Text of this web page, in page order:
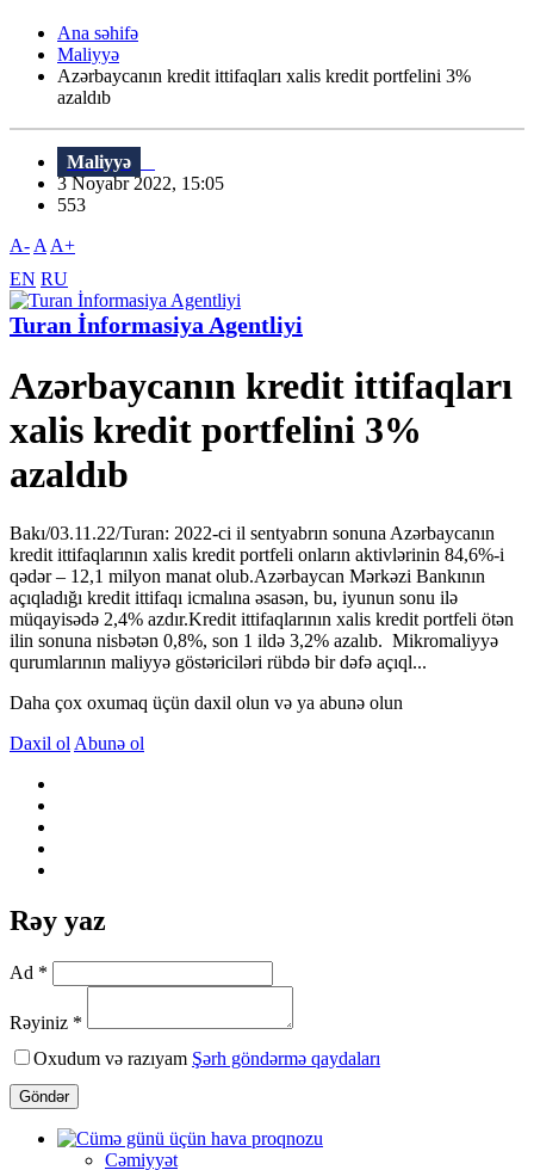
Ana səhifə
Maliyyə
Azərbaycanın kredit ittifaqları xalis kredit portfelini 3%
azaldıb
Maliyyə
3 Noyabr 2022, 15:05
553
A- A A+
EN RU
Turan İnformasiya Agentliyi
Azərbaycanın kredit ittifaqları
xalis kredit portfelini 3%
azaldıb
Bakı/03.11.22/Turan: 2022-ci il sentyabrın sonuna Azərbaycanın
kredit ittifaqlarının xalis kredit portfeli onların aktivlərinin 84,6%-i
qədər – 12,1 milyon manat olub.Azərbaycan Mərkəzi Bankının
açıqladığı kredit ittifaqı icmalına əsasən, bu, iyunun sonu ilə
müqayisədə 2,4% azdır.Kredit ittifaqlarının xalis kredit portfeli ötən
ilin sonuna nisbətən 0,8%, son 1 ildə 3,2% azalıb. Mikromaliyyə
qurumlarının maliyyə göstəriciləri rübdə bir dəfə açıql...
Daha çox oxumaq üçün daxil olun və ya abunə olun
Daxil ol Abunə ol
Rəy yaz
Ad *
Rəyiniz *
Oxudum və razıyam Şərh göndərmə qaydaları
Göndər
Cəmiyyət